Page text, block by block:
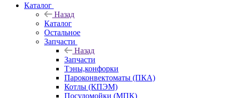
Каталог
Назад
Каталог
Остальное
Запчасти
Назад
Запчасти
Тэны,конфорки
Пароконвектоматы (ПКА)
Котлы (КПЭМ)
Посудомойки (МПК)